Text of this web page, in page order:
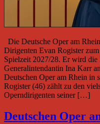
Die Deutsche Oper am
Dirigenten Evan Rogister
Spielzeit 2027/28. Er wird die
Generalintendantin Ina Karr
Deutschen Oper am Rhein in
Rogister (46) zählt zu den
Operndirigenten seiner […]
Deutschen Oper